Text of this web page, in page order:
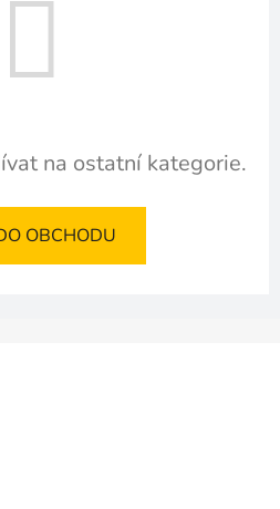
na ostatní kategorie.
OBCHODU